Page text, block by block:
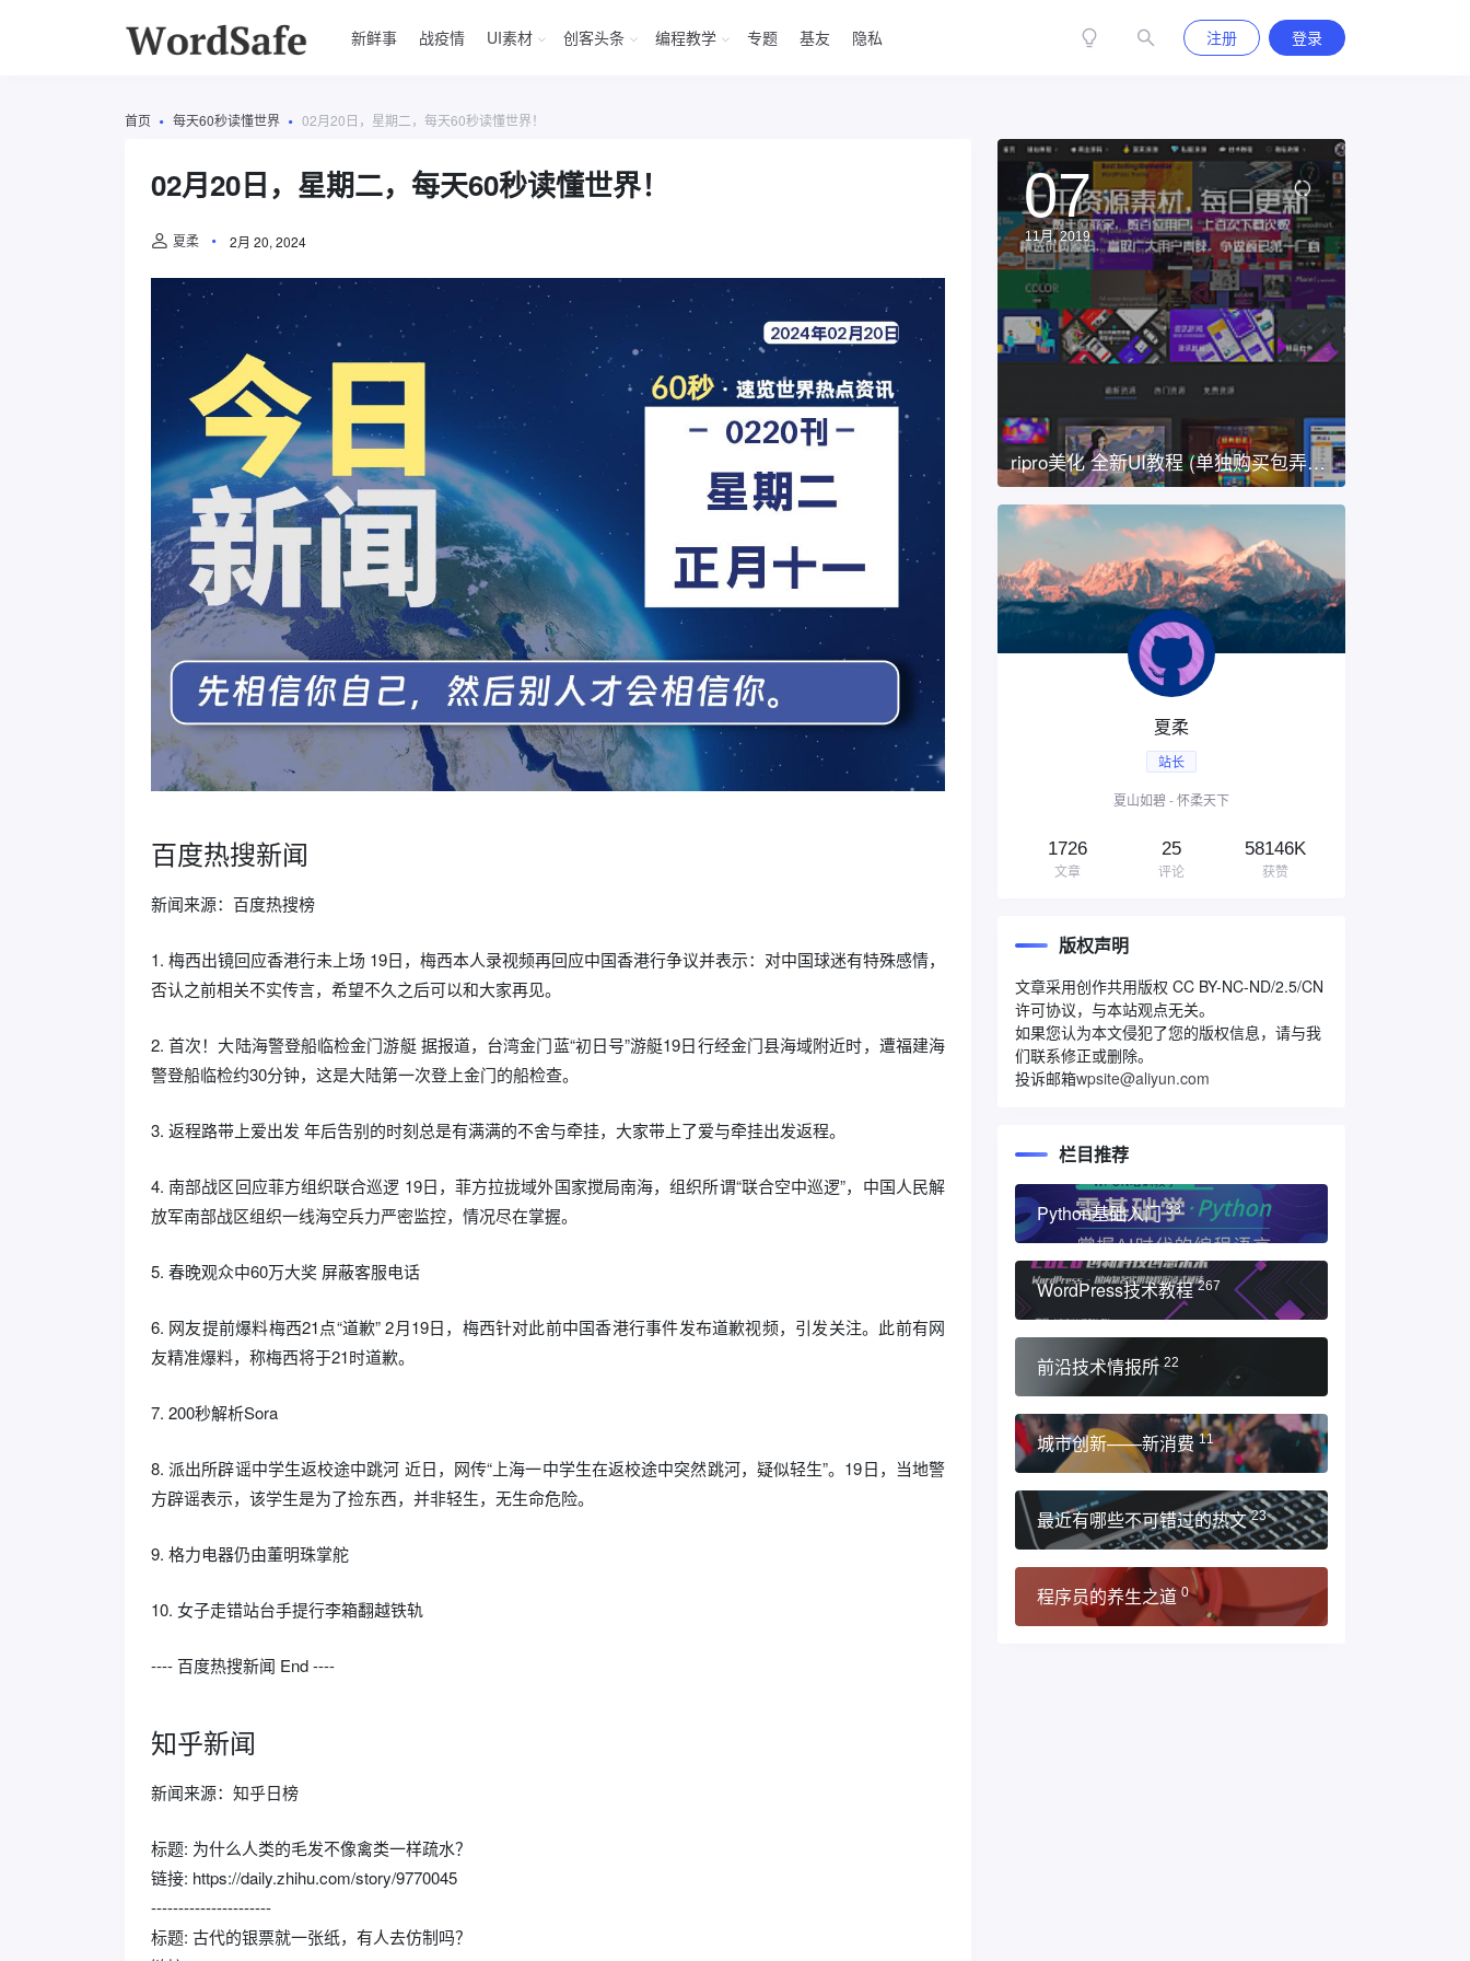
新鲜事 战疫情 UI素材 创客头条 编程教学 专题 基友 隐私 注册 登录
首页 每天60秒读懂世界 02月20日，星期二，每天60秒读懂世界！
02月20日，星期二，每天60秒读懂世界！
夏柔 2月 20, 2024
百度热搜新闻
新闻来源：百度热搜榜
1. 梅西出镜回应香港行未上场 19日，梅西本人录视频再回应中国香港行争议并表示：对中国球迷有特殊感情，
否认之前相关不实传言，希望不久之后可以和大家再见。
2. 首次！大陆海警登船临检金门游艇 据报道，台湾金门蓝“初日号”游艇19日行经金门县海域附近时，遭福建海
警登船临检约30分钟，这是大陆第一次登上金门的船检查。
3. 返程路带上爱出发 年后告别的时刻总是有满满的不舍与牵挂，大家带上了爱与牵挂出发返程。
4. 南部战区回应菲方组织联合巡逻 19日，菲方拉拢域外国家搅局南海，组织所谓“联合空中巡逻”，中国人民解
放军南部战区组织一线海空兵力严密监控，情况尽在掌握。
5. 春晚观众中60万大奖 屏蔽客服电话
6. 网友提前爆料梅西21点“道歉” 2月19日，梅西针对此前中国香港行事件发布道歉视频，引发关注。此前有网
友精准爆料，称梅西将于21时道歉。
7. 200秒解析Sora
8. 派出所辟谣中学生返校途中跳河 近日，网传“上海一中学生在返校途中突然跳河，疑似轻生”。19日，当地警
方辟谣表示，该学生是为了捡东西，并非轻生，无生命危险。
9. 格力电器仍由董明珠掌舵
10. 女子走错站台手提行李箱翻越铁轨
---- 百度热搜新闻 End ----
知乎新闻
新闻来源：知乎日榜
标题: 为什么人类的毛发不像禽类一样疏水？
链接: https://daily.zhihu.com/story/9770045
----------------------
标题: 古代的银票就一张纸，有人去仿制吗？
07
11月, 2019
ripro美化 全新UI教程 (单独购买包弄好)
「带演示」
夏柔
站长
夏山如碧 - 怀柔天下
1726
文章
25
评论
58146K
获赞
版权声明
文章采用创作共用版权 CC BY-NC-ND/2.5/CN
许可协议，与本站观点无关。
如果您认为本文侵犯了您的版权信息，请与我
们联系修正或删除。
投诉邮箱wpsite@aliyun.com
栏目推荐
Python基础入门 33
WordPress技术教程 267
前沿技术情报所 22
城市创新——新消费 11
最近有哪些不可错过的热文 23
程序员的养生之道 0